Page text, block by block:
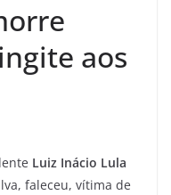
aos
Luiz Inácio Lula
faleceu, vítima de